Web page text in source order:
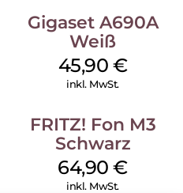
Gigaset A690A
Weiß
45,90 €
inkl. MwSt.
FRITZ! Fon M3
Schwarz
64,90€
inkl. MwSt.